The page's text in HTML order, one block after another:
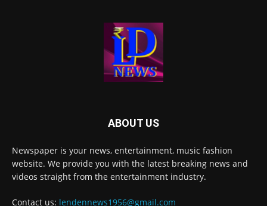
ABOUT US
Newspaper is your news, entertainment, music fashion
website. We provide you with the latest breaking news and
videos straight from the entertainment industry.
Contact us: lendennews1956@gmail.com